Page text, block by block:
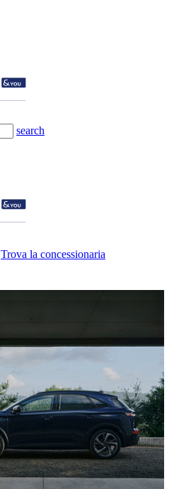
search
Trova la concessionaria